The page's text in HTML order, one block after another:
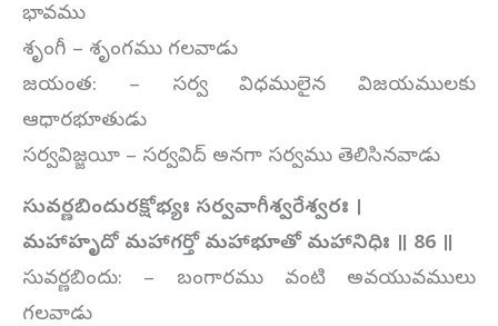
భావము
శృంగీ – శృంగము గలవాడు
జయంత: – సర్వ విధములైన విజయములకు
ఆధారభూతుడు
సర్వవిజ్జయీ – సర్వవిద్ అనగా సర్వము తెలిసినవాడు
సువర్ణబిందురక్షోభ్యః సర్వవాగీశ్వరేశ్వరః ।
మహాహృదో మహాగర్తో మహాభూతో మహానిధిః ॥ 86 ॥
సువర్ణబిందు: – బంగారము వంటి అవయువములు
గలవాడు